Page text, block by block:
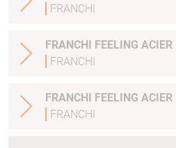
FRANCHI
FRANCHI FEELING
FRANCHI
FRANCHI FEELING
FRANCHI